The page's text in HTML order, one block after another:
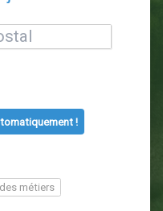
postal ou la
ou